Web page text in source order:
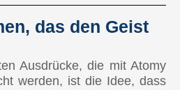
das den Geist
Ausdrücke, die mit Atomy
werden, ist die Idee, dass